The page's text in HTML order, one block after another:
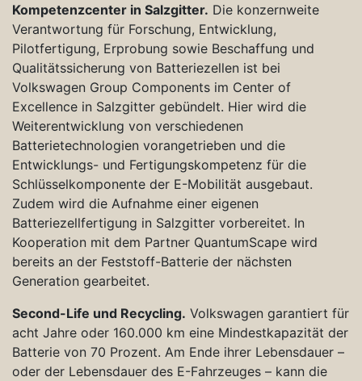
Kompetenzcenter in Salzgitter. Die konzernweite
Verantwortung für Forschung, Entwicklung,
Pilotfertigung, Erprobung sowie Beschaffung und
Qualitätssicherung von Batteriezellen ist bei
Volkswagen Group Components im Center of
Excellence in Salzgitter gebündelt. Hier wird die
Weiterentwicklung von verschiedenen
Batterietechnologien vorangetrieben und die
Entwicklungs- und Fertigungskompetenz für die
Schlüsselkomponente der E-Mobilität ausgebaut.
Zudem wird die Aufnahme einer eigenen
Batteriezellfertigung in Salzgitter vorbereitet. In
Kooperation mit dem Partner QuantumScape wird
bereits an der Feststoff-Batterie der nächsten
Generation gearbeitet.
Second-Life und Recycling. Volkswagen garantiert für
acht Jahre oder 160.000 km eine Mindestkapazität der
Batterie von 70 Prozent. Am Ende ihrer Lebensdauer –
oder der Lebensdauer des E-Fahrzeuges – kann die